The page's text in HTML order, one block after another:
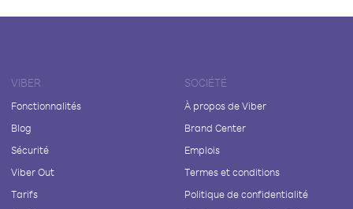
VIBER
Fonctionnalités
Blog
Sécurité
Viber Out
Tarifs
SOCIÉTÉ
À propos de Viber
Brand Center
Emplois
Termes et conditions
Politique de confidentialité